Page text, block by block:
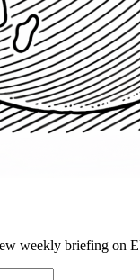
weekly briefing on